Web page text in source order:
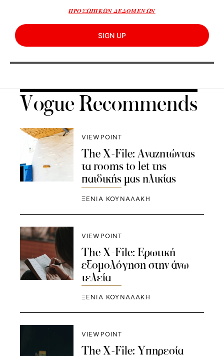
ΠΡΟΣΩΠΙΚΩΝ ΔΕΔΟΜΕΝΩΝ
SIGN UP
Vogue Recommends
VIEWPOINT
The X-File: Αναζητώντας
τα rooms to let της
παιδικής μας ηλικίας
ΞΕΝΙΑ ΚΟΥΝΑΛΑΚΗ
VIEWPOINT
The X-File: Ερωτική
εξομολόγηση στην άνω
τελεία
ΞΕΝΙΑ ΚΟΥΝΑΛΑΚΗ
VIEWPOINT
The X-File: Υπηρεσία